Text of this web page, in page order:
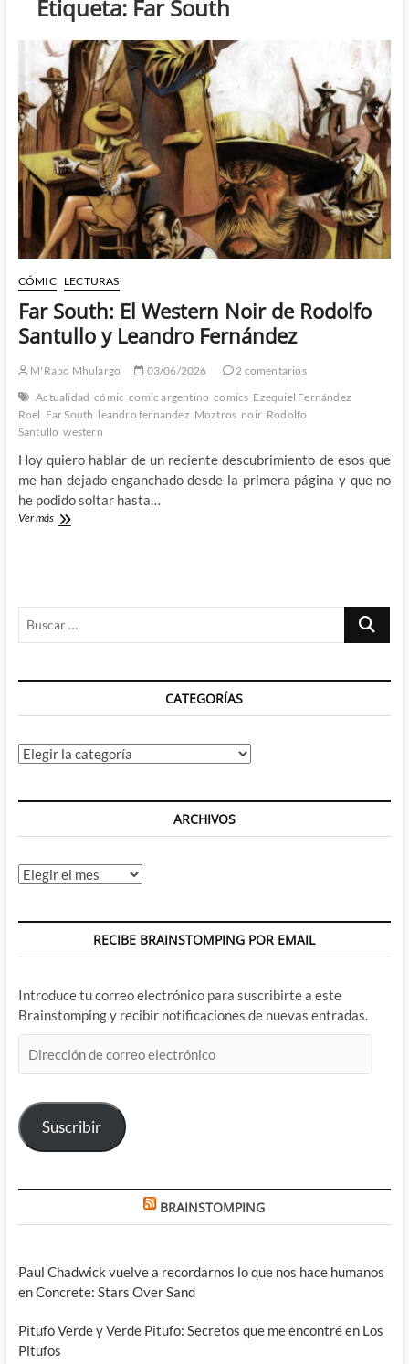
Etiqueta: Far South
CÓMIC LECTURAS
Far South: El Western Noir de Rodolfo
Santullo y Leandro Fernández
M'Rabo Mhulargo 03/06/2026
2 comentarios
Actualidad cómic comic argentino comics Ezequiel Fernández
Roel Far South leandro fernandez Moztros noir Rodolfo
Santullo western
Hoy quiero hablar de un reciente descubrimiento de esos que
me han dejado enganchado desde la primera página y que no
he podido soltar hasta…
Ver másFar
Santullo
Fernández
Buscar
CATEGORÍAS
Categorías
ARCHIVOS
Archivos
RECIBE BRAINSTOMPING POR EMAIL
Introduce tu correo electrónico para suscribirte a este
Brainstomping y recibir notificaciones de nuevas entradas.
de
electrónico
Suscribir
BRAINSTOMPING
Paul Chadwick vuelve a recordarnos lo que nos hace humanos
en Concrete: Stars Over Sand
Pitufo Verde y Verde Pitufo: Secretos que me encontré en Los
Pitufos